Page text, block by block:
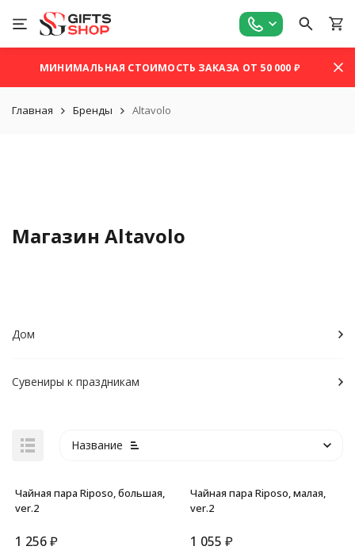
МИНИМАЛЬНАЯ СТОИМОСТЬ ЗАКАЗА ОТ 50 000 ₽
Главная Бренды Altavolo
Магазин Altavolo
Дом
Сувениры к праздникам
Название
Чайная пара Riposo, большая,
ver.2
1 256₽
Чайная пара Riposo, малая,
ver.2
1 055 ₽